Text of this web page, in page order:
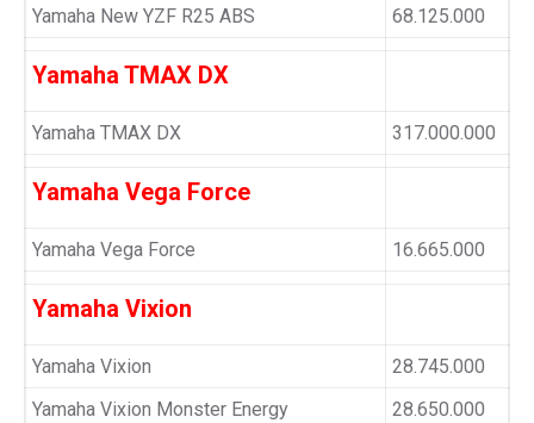
Yamaha New YZF R25 ABS
68.125.000
Yamaha TMAX DX
Yamaha TMAX DX 317.000.000
Yamaha Vega Force
Yamaha Vega Force 16.665.000
Yamaha Vixion
Yamaha Vixion
28.745.000
Yamaha Vixion Monster Energy
28.650.000